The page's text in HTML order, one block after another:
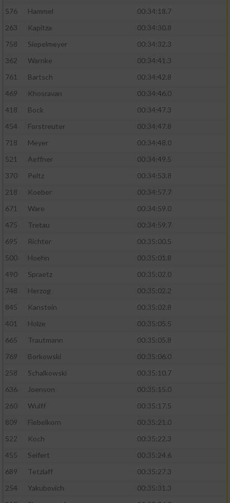
576
Hammel
00:34:18.7
263
Kapitza
00:34:30.8
758
Siepelmeyer
00:34:32.3
362
Warnke
00:34:41.3
761
Bartsch
00:34:42.8
469
Khosravan
00:34:46.0
418
Bock
00:34:47.3
454
Forstreuter
00:34:47.8
718
Meyer
00:34:48.0
521
Aeffner
00:34:49.5
370
Peltz
00:34:53.8
218
Koeber
00:34:57.7
671
Ware
00:34:59.0
475
Tretau
00:34:59.7
695
Richter
00:35:00.5
500
Hoehn
00:35:01.8
490
Spraetz
00:35:02.0
748
Herzog
00:35:02.2
845
Kanstein
00:35:02.8
401
Holze
00:35:05.5
665
Trautmann
00:35:05.8
769
Borkowski
00:35:06.0
258
Schalkowski
00:35:10.7
636
Joenson
00:35:15.0
260
Wulff
00:35:17.5
809
Fiebelkorn
00:35:21.0
522
Koch
00:35:22.3
455
Seifert
00:35:24.6
689
Tetzlaff
00:35:27.3
254
Yakubovich
00:35:31.3